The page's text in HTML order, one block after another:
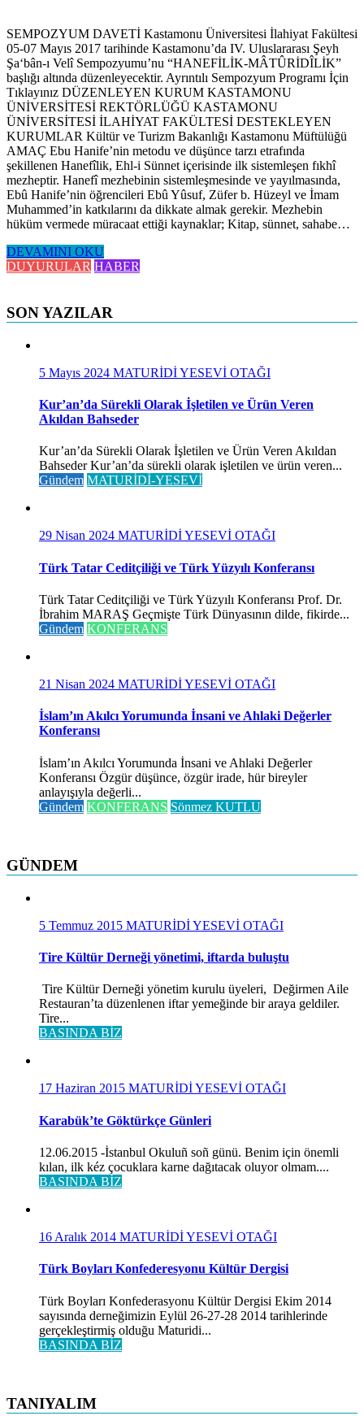
SEMPOZYUM DAVETİ Kastamonu Üniversitesi İlahiyat Fakültesi
05-07 Mayıs 2017 tarihinde Kastamonu’da IV. Uluslararası Şeyh
Şa‘bân-ı Velî Sempozyumu’nu “HANEFİLİK-MÂTÛRİDÎLİK”
başlığı altında düzenleyecektir. Ayrıntılı Sempozyum Programı İçin
Tıklayınız DÜZENLEYEN KURUM KASTAMONU
ÜNİVERSİTESİ REKTÖRLÜĞÜ KASTAMONU
ÜNİVERSİTESİ İLAHİYAT FAKÜLTESİ DESTEKLEYEN
KURUMLAR Kültür ve Turizm Bakanlığı Kastamonu Müftülüğü
AMAÇ Ebu Hanife’nin metodu ve düşünce tarzı etrafında
şekillenen Hanefîlik, Ehl-i Sünnet içerisinde ilk sistemleşen fıkhî
mezheptir. Hanefî mezhebinin sistemleşmesinde ve yayılmasında,
Ebû Hanife’nin öğrencileri Ebû Yûsuf, Züfer b. Hüzeyl ve İmam
Muhammed’in katkılarını da dikkate almak gerekir. Mezhebin
hüküm vermede müracaat ettiği kaynaklar; Kitap, sünnet, sahabe…
DEVAMINI OKU
DUYURULAR HABER
SON YAZILAR
5 Mayıs 2024 MATURİDİ YESEVİ OTAĞI
Kur’an’da Sürekli Olarak İşletilen ve Ürün Veren
Akıldan Bahseder
Kur’an’da Sürekli Olarak İşletilen ve Ürün Veren Akıldan
Bahseder Kur’an’da sürekli olarak işletilen ve ürün veren...
Gündem MATURİDİ-YESEVİ
29 Nisan 2024 MATURİDİ YESEVİ OTAĞI
Türk Tatar Ceditçiliği ve Türk Yüzyılı Konferansı
Türk Tatar Ceditçiliği ve Türk Yüzyılı Konferansı Prof. Dr.
İbrahim MARAŞ Geçmişte Türk Dünyasının dilde, fikirde...
Gündem KONFERANS
21 Nisan 2024 MATURİDİ YESEVİ OTAĞI
İslam’ın Akılcı Yorumunda İnsani ve Ahlaki Değerler
Konferansı
İslam’ın Akılcı Yorumunda İnsani ve Ahlaki Değerler
Konferansı Özgür düşünce, özgür irade, hür bireyler
anlayışıyla değerli...
Gündem KONFERANS Sönmez KUTLU
GÜNDEM
5 Temmuz 2015 MATURİDİ YESEVİ OTAĞI
Tire Kültür Derneği yönetimi, iftarda buluştu
Tire Kültür Derneği yönetim kurulu üyeleri, Değirmen Aile
Restauran’ta düzenlenen iftar yemeğinde bir araya geldiler.
Tire...
BASINDA BİZ
17 Haziran 2015 MATURİDİ YESEVİ OTAĞI
Karabük’te Göktürkçe Günleri
12.06.2015 -İstanbul Okuluñ soñ günü. Benim için önemli
kılan, ilk kéz çocuklara karne dağıtacak oluyor olmam....
BASINDA BİZ
16 Aralık 2014 MATURİDİ YESEVİ OTAĞI
Türk Boyları Konfederesyonu Kültür Dergisi
Türk Boyları Konfederasyonu Kültür Dergisi Ekim 2014
sayısında derneğimizin Eylül 26-27-28 2014 tarihlerinde
gerçekleştirmiş olduğu Maturidi...
BASINDA BİZ
TANIYALIM